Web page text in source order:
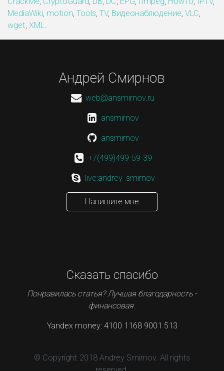
MediaWiki, motion, Tools, TV, Видеонаблюдение, VLC,
wget, XML.
Андрей Смирнов
web@ansmirnov.ru
ansmirnov
ansmirnov
+7(499)499-59-39
live:andrey_smirnov
Напишите мне
Сказать спасибо
Понравилась статья? Лучшая благодарность -
финансовая.
Yandex money: 4100 1168 9001 513
© Copyright 2018 Andrey Smirnov. All rights